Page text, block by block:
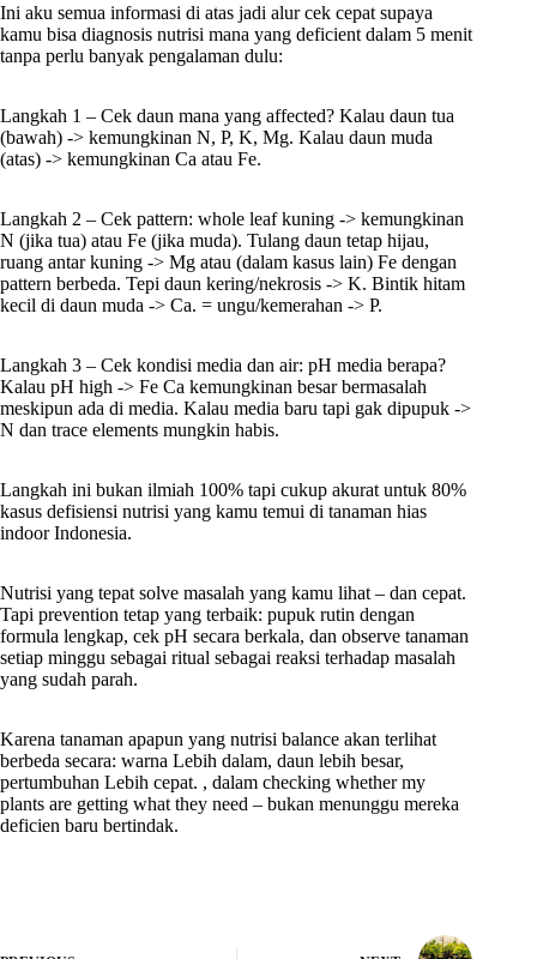
Ini aku semua informasi di atas jadi alur cek cepat supaya
kamu bisa diagnosis nutrisi mana yang deficient dalam 5 menit
tanpa perlu banyak pengalaman dulu:
Langkah 1 – Cek daun mana yang affected? Kalau daun tua
(bawah) -> kemungkinan N, P, K, Mg. Kalau daun muda
(atas) -> kemungkinan Ca atau Fe.
Langkah 2 – Cek pattern: whole leaf kuning -> kemungkinan
N (jika tua) atau Fe (jika muda). Tulang daun tetap hijau,
ruang antar kuning -> Mg atau (dalam kasus lain) Fe dengan
pattern berbeda. Tepi daun kering/nekrosis -> K. Bintik hitam
kecil di daun muda -> Ca. = ungu/kemerahan -> P.
Langkah 3 – Cek kondisi media dan air: pH media berapa?
Kalau pH high -> Fe Ca kemungkinan besar bermasalah
meskipun ada di media. Kalau media baru tapi gak dipupuk ->
N dan trace elements mungkin habis.
Langkah ini bukan ilmiah 100% tapi cukup akurat untuk 80%
kasus defisiensi nutrisi yang kamu temui di tanaman hias
indoor Indonesia.
Nutrisi yang tepat solve masalah yang kamu lihat – dan cepat.
Tapi prevention tetap yang terbaik: pupuk rutin dengan
formula lengkap, cek pH secara berkala, dan observe tanaman
setiap minggu sebagai ritual sebagai reaksi terhadap masalah
yang sudah parah.
Karena tanaman apapun yang nutrisi balance akan terlihat
berbeda secara: warna Lebih dalam, daun lebih besar,
pertumbuhan Lebih cepat. , dalam checking whether my
plants are getting what they need – bukan menunggu mereka
deficien baru bertindak.